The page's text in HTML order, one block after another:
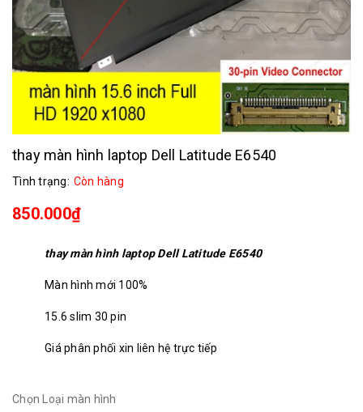
thay màn hình laptop Dell Latitude E6540
Tình trạng: Còn hàng
850.000₫
thay màn hình laptop Dell Latitude E6540
Màn hình mới 100%
15.6 slim 30 pin
Giá phân phối xin liên hệ trực tiếp
Chọn Loại màn hình